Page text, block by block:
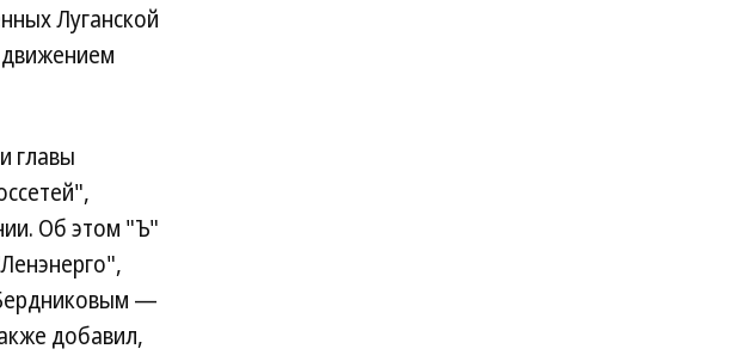
Луганской
главы
Об этом "Ъ"
—
добавил,